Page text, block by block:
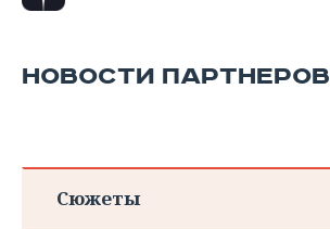
НОВОСТИ ПАРТНЕРОВ
Сюжеты